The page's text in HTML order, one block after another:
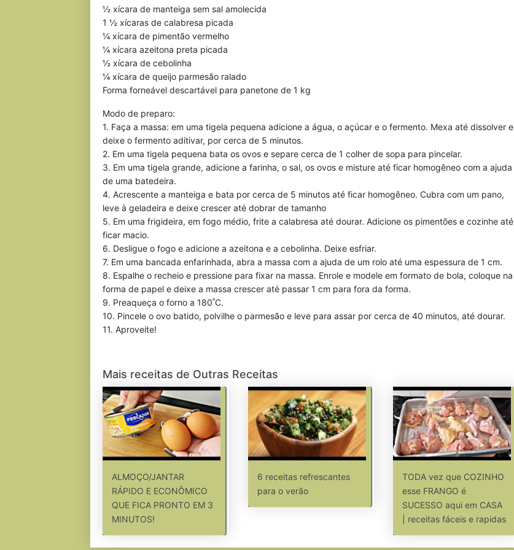
½ xícara de manteiga sem sal amolecida
1 ½ xícaras de calabresa picada
¼ xícara de pimentão vermelho
¼ xícara azeitona preta picada
½ xícara de cebolinha
¼ xícara de queijo parmesão ralado
Forma forneável descartável para panetone de 1 kg
Modo de preparo:
1. Faça a massa: em uma tigela pequena adicione a água, o açúcar e o fermento. Mexa até dissolver e
deixe o fermento aditivar, por cerca de 5 minutos.
2. Em uma tigela pequena bata os ovos e separe cerca de 1 colher de sopa para pincelar.
3. Em uma tigela grande, adicione a farinha, o sal, os ovos e misture até ficar homogêneo com a ajuda
de uma batedeira.
4. Acrescente a manteiga e bata por cerca de 5 minutos até ficar homogêneo. Cubra com um pano,
leve à geladeira e deixe crescer até dobrar de tamanho
5. Em uma frigideira, em fogo médio, frite a calabresa até dourar. Adicione os pimentões e cozinhe até
ficar macio.
6. Desligue o fogo e adicione a azeitona e a cebolinha. Deixe esfriar.
7. Em uma bancada enfarinhada, abra a massa com a ajuda de um rolo até uma espessura de 1 cm.
8. Espalhe o recheio e pressione para fixar na massa. Enrole e modele em formato de bola, coloque na
forma de papel e deixe a massa crescer até passar 1 cm para fora da forma.
9. Preaqueça o forno a 180˚C.
10. Pincele o ovo batido, polvilhe o parmesão e leve para assar por cerca de 40 minutos, até dourar.
11. Aproveite!
Mais receitas de Outras Receitas
ALMOÇO/JANTAR
RÁPIDO E ECONÔMICO
QUE FICA PRONTO EM 3
MINUTOS!
6 receitas refrescantes
para o verão
TODA vez que COZINHO
esse FRANGO é
SUCESSO aqui em CASA
| receitas fáceis e rapidas